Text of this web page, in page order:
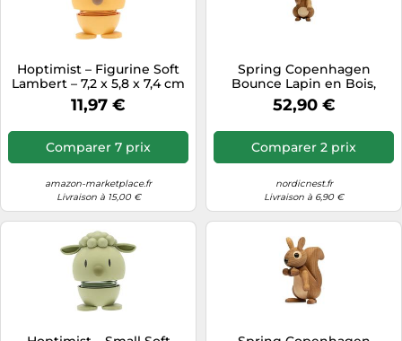
Hoptimist – Figurine Soft
Lambert – 7,2 x 5,8 x 7,4 cm
– S Mimosa
11,97 €
Comparer 7 prix
amazon-marketplace.fr
Livraison à 15,00 €
Spring Copenhagen
Bounce Lapin en Bois,
Marron
52,90 €
Comparer 2 prix
nordicnest.fr
Livraison à 6,90 €